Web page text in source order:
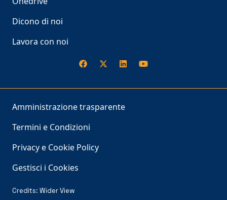
Dicono di noi
Lavora con noi
Amministrazione trasparente
Termini e Condizioni
Privacy e Cookie Policy
Gestisci i Cookies
Credits: Wider View